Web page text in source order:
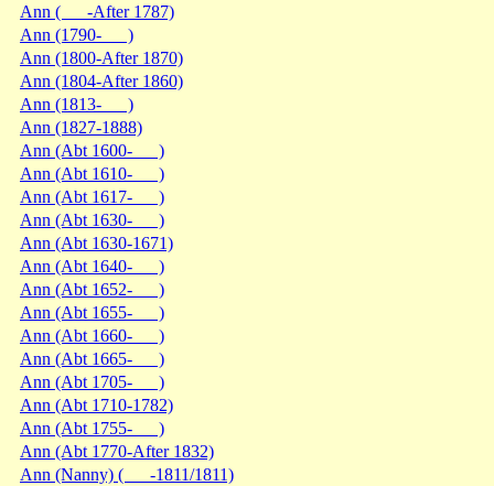
Ann ( -After 1787)
Ann (1790- )
Ann (1800-After 1870)
Ann (1804-After 1860)
Ann (1813- )
Ann (1827-1888)
Ann (Abt 1600- )
Ann (Abt 1610- )
Ann (Abt 1617- )
Ann (Abt 1630- )
Ann (Abt 1630-1671)
Ann (Abt 1640- )
Ann (Abt 1652- )
Ann (Abt 1655- )
Ann (Abt 1660- )
Ann (Abt 1665- )
Ann (Abt 1705- )
Ann (Abt 1710-1782)
Ann (Abt 1755- )
Ann (Abt 1770-After 1832)
Ann (Nanny) ( -1811/1811)